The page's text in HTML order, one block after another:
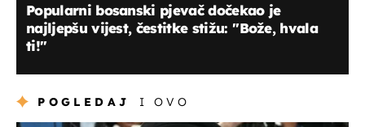
Popularni bosanski pjevač dočekao je
najljepšu vijest, čestitke stižu: ''Bože, hvala
ti!''
POGLEDAJ I OVO